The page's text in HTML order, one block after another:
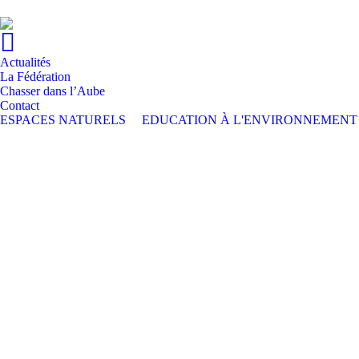
Actualités
La Fédération
Chasser dans l’Aube
Contact
ESPACES NATURELS
EDUCATION À L'ENVIRONNEMENT